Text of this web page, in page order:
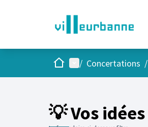
AccueilMenu principal
/ Concertations /
💡 Vos idées